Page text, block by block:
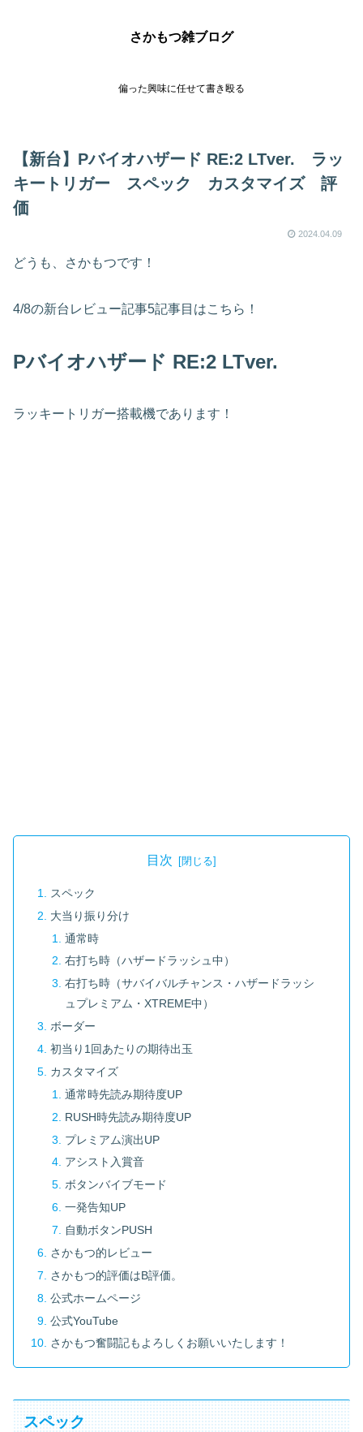
さかもつ雑ブログ
偏った興味に任せて書き殴る
【新台】Pバイオハザード RE:2 LTver. ラッ
キートリガー スペック カスタマイズ 評
価
2024.04.09
どうも、さかもつです！
4/8の新台レビュー記事5記事目はこちら！
Pバイオハザード RE:2 LTver.
ラッキートリガー搭載機であります！
目次
スペック
大当り振り分け
通常時
右打ち時（ハザードラッシュ中）
右打ち時（サバイバルチャンス・ハザードラッシ
ュプレミアム・XTREME中）
ボーダー
初当り1回あたりの期待出玉
カスタマイズ
通常時先読み期待度UP
RUSH時先読み期待度UP
プレミアム演出UP
アシスト入賞音
ボタンバイブモード
一発告知UP
自動ボタンPUSH
さかもつ的レビュー
さかもつ的評価はB評価。
公式ホームページ
公式YouTube
さかもつ奮闘記もよろしくお願いいたします！
スペック